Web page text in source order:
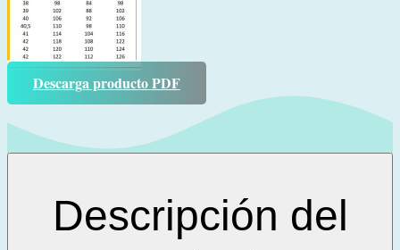
Descarga producto PDF
Descripción del